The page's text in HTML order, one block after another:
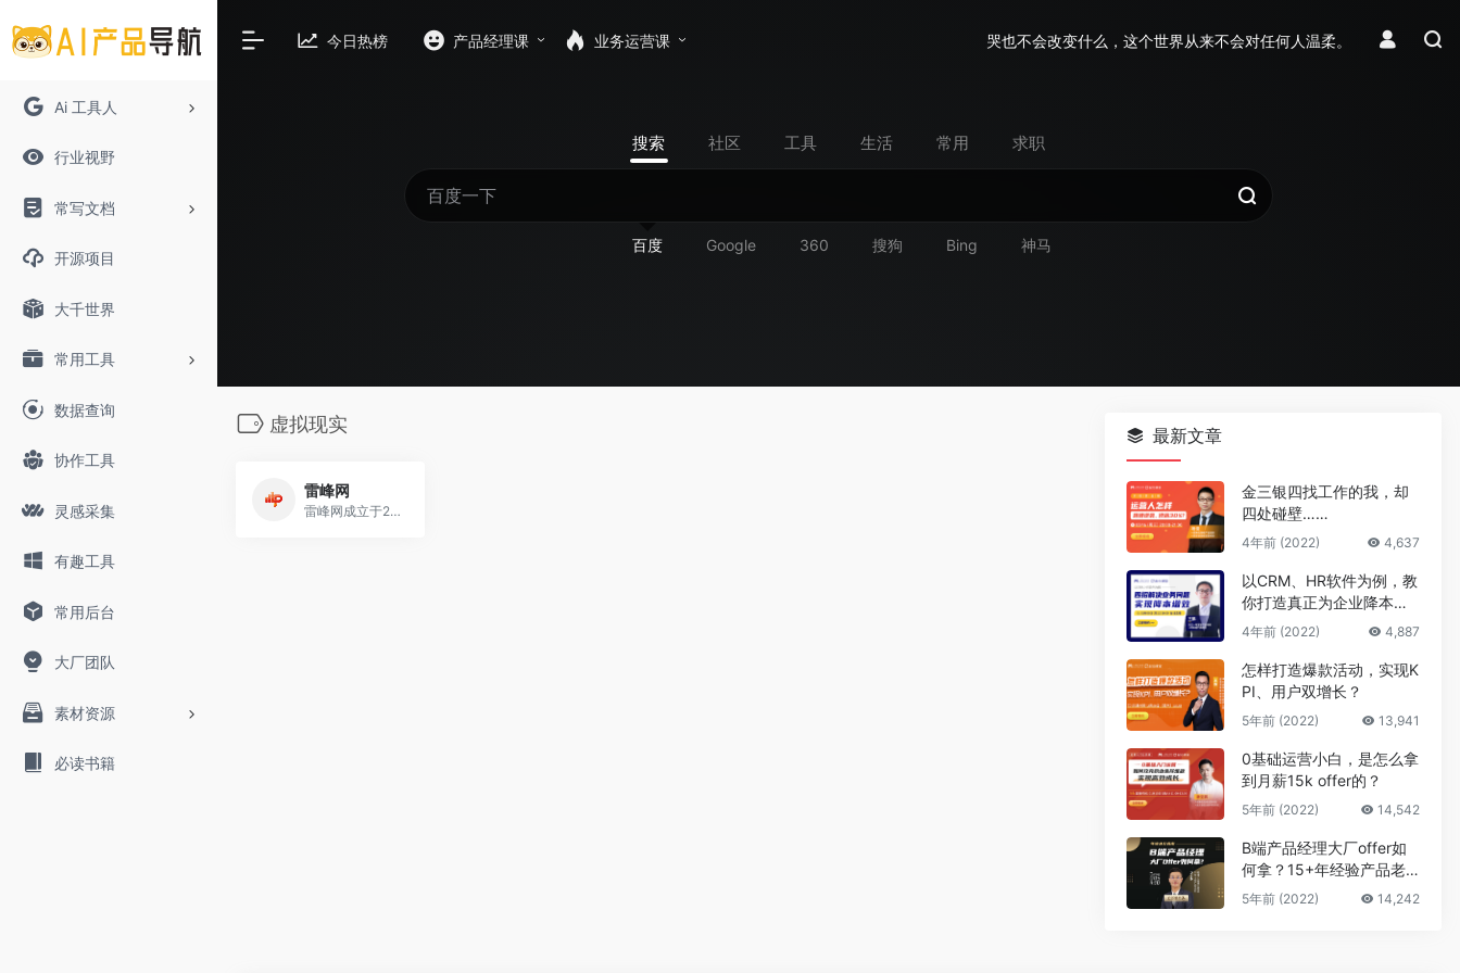
Ai 工具人
行业视野
常写文档
开源项目
大千世界
常用工具
数据查询
协作工具
灵感采集
有趣工具
常用后台
大厂团队
素材资源
必读书籍
今日热榜 产品经理课 业务运营课 哭也不会改变什么，这个世界从来不会对任何人温柔。
搜索 社区 工具 生活 常用 求职
百度 Google 360 搜狗 Bing 神马
虚拟现实
雷峰网
雷峰网成立于2011年，秉承“关注智能与未来”的宗旨，持续对全球前沿技术趋势与产品动态进行深入调研与解读，是国内具有代表性的实力型科技新媒体与信息服务平台.
最新文章
金三银四找工作的我，却
四处碰壁……
4年前 (2022) 4,637
以CRM、HR软件为例，教
你打造真正为企业降本增
效的B端产品
4年前 (2022) 4,887
怎样打造爆款活动，实现K
PI、用户双增长？
5年前 (2022) 13,941
0基础运营小白，是怎么拿
到月薪15k offer的？
5年前 (2022) 14,542
B端产品经理大厂offer如
何拿？15+年经验产品老
司机告诉你答案
5年前 (2022) 14,242